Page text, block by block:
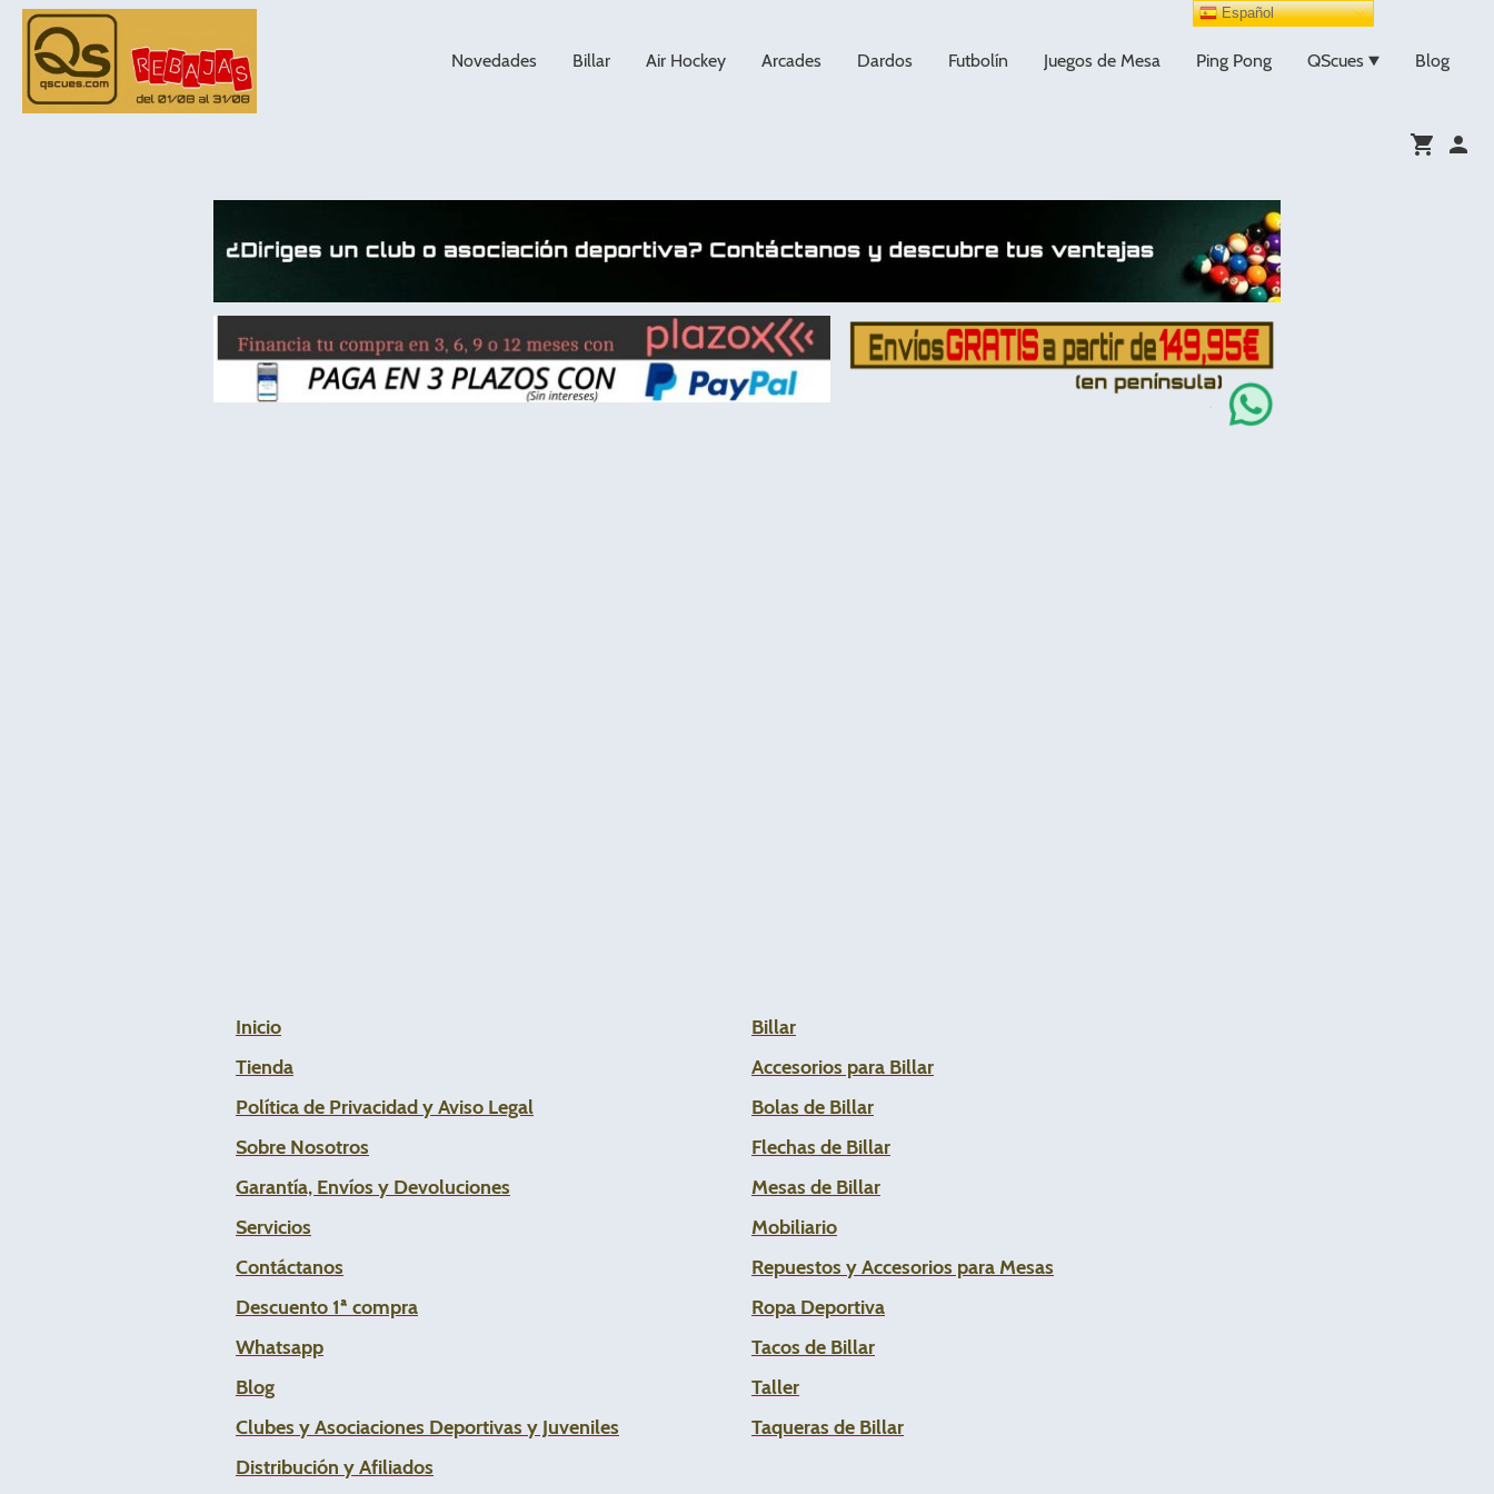
Novedades Billar Air Hockey Arcades Dardos Futbolín Juegos de Mesa Ping Pong QScues Blog
Inicio
Tienda
Política de Privacidad y Aviso Legal
Sobre Nosotros
Garantía, Envíos y Devoluciones
Servicios
Contáctanos
Descuento 1ª compra
Whatsapp
Blog
Clubes y Asociaciones Deportivas y Juveniles
Distribución y Afiliados
Billar
Accesorios para Billar
Bolas de Billar
Flechas de Billar
Mesas de Billar
Mobiliario
Repuestos y Accesorios para Mesas
Ropa Deportiva
Tacos de Billar
Taller
Taqueras de Billar
Español